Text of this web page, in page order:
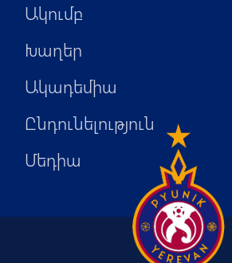
Ակումբ
Խաղեր
Ակադեմիա
Ընդունելություն
Մեդիա